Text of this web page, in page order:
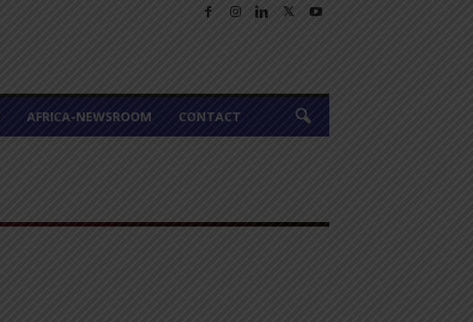
AFRICA-NEWSROOM CONTACT